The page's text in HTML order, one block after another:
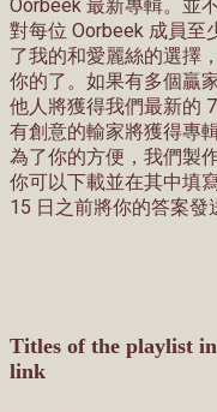
Oorbeek 最新專輯。並
對每位 Oorbeek 成員至
了我的和愛麗絲的選擇
你的了。如果有多個贏
他人將獲得我們最新的
有創意的輸家將獲得專輯
為了你的方便，我們製
你可以下載並在其中填
15 日之前將你的答案發
Titles of the playlist
link